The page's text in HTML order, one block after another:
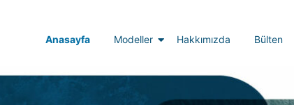
Anasayfa Modeller Hakkımızda Bülten